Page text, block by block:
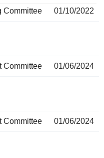
Committee
01/10/2022
Committee 01/06/2024
Committee 01/06/2024